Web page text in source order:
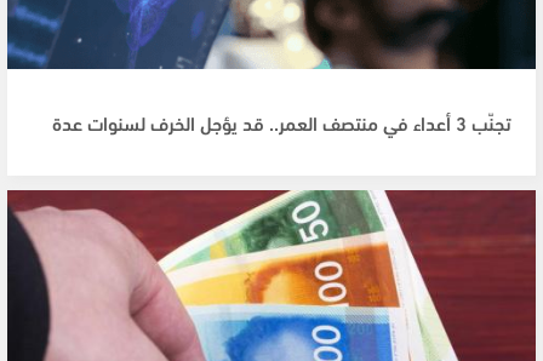
تجنّب 3 أعداء في منتصف العمر.. قد يؤجل الخرف لسنوات عدة